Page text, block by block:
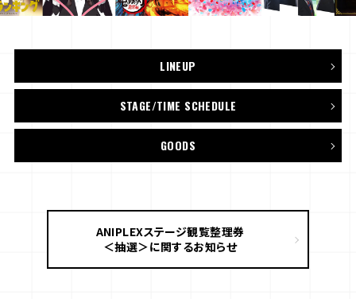
LINEUP
STAGE/TIME SCHEDULE
GOODS
ANIPLEXステージ観覧整理券
＜抽選＞に関するお知らせ